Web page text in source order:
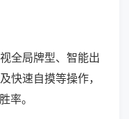
全局牌型、智能出
快速自摸等操作，
率。